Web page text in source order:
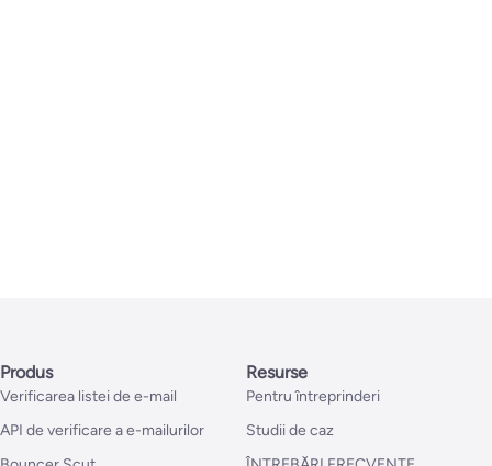
Produs
Verificarea listei de e-mail
API de verificare a e-mailurilor
Resurse
Pentru întreprinderi
Studii de caz